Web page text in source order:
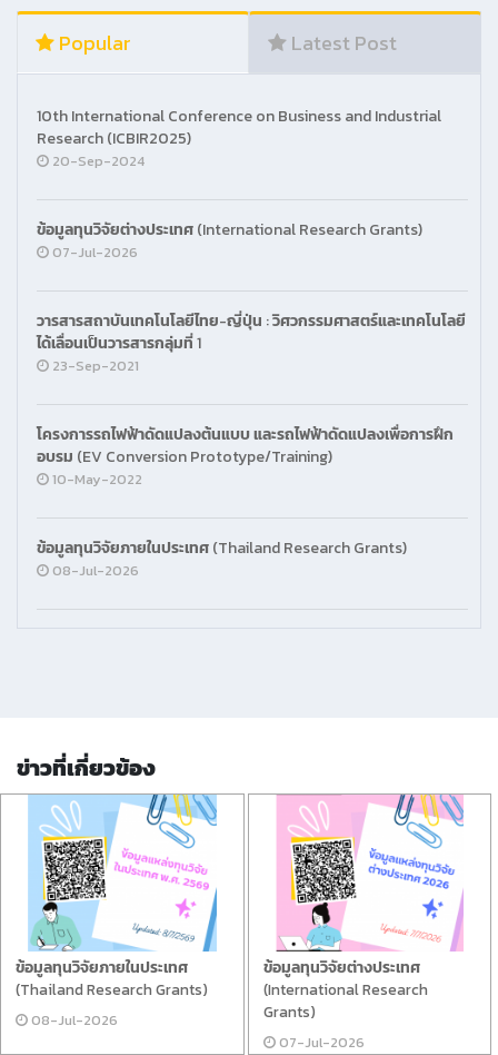
Popular Latest Post
10th International Conference on Business and Industrial
Research (ICBIR2025)
20-Sep-2024
ข้อมูลทุนวิจัยต่างประเทศ (International Research Grants)
07-Jul-2026
วารสารสถาบันเทคโนโลยีไทย-ญี่ปุ่น : วิศวกรรมศาสตร์และเทคโนโลยี
ได้เลื่อนเป็นวารสารกลุ่มที่ 1
23-Sep-2021
โครงการรถไฟฟ้าดัดแปลงต้นแบบ และรถไฟฟ้าดัดแปลงเพื่อการฝึก
อบรม (EV Conversion Prototype/Training)
10-May-2022
ข้อมูลทุนวิจัยภายในประเทศ (Thailand Research Grants)
08-Jul-2026
ข่าวที่เกี่ยวข้อง
ข้อมูลทุนวิจัยภายในประเทศ
(Thailand Research Grants)
08-Jul-2026
ข้อมูลทุนวิจัยต่างประเทศ
(International Research
Grants)
07-Jul-2026